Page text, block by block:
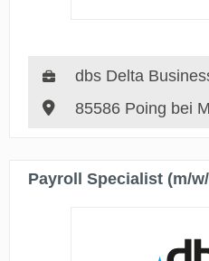
dbs Delta
85586 Poing bei
Payroll Specialist (m/